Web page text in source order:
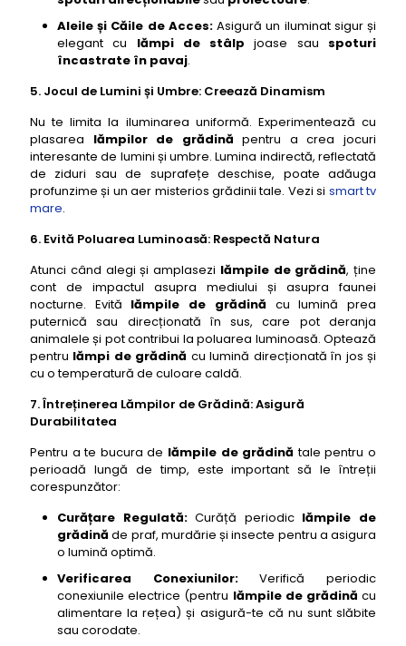
Aleile și Căile de Acces:Asigură un iluminat sigur și
elegant cu lămpi de stâlp joase sau spoturi
încastrate în pavaj.
5. Jocul de Lumini și Umbre: Creează Dinamism
Nu te limita la iluminarea uniformă. Experimentează cu
plasarea lămpilor de grădină pentru a crea jocuri
interesante de lumini și umbre. Lumina indirectă, reflectată
de ziduri sau de suprafețe deschise, poate adăuga
profunzime și un aer misterios grădinii tale. Vezi si smart tv
mare.
6. Evită Poluarea Luminoasă: Respectă Natura
Atunci când alegi și amplasezi lămpile de grădină, ține
cont de impactul asupra mediului și asupra faunei
nocturne. Evită lămpile de grădină cu lumină prea
puternică sau direcționată în sus, care pot deranja
animalele și pot contribui la poluarea luminoasă. Optează
pentru lămpi de grădină cu lumină direcționată în jos și
cu o temperatură de culoare caldă.
7. Întreținerea Lămpilor de Grădină: Asigură
Durabilitatea
Pentru a te bucura de lămpile de grădină tale pentru o
perioadă lungă de timp, este important să le întreții
corespunzător:
Curățare Regulată:Curăță periodic lămpile de
grădină de praf, murdărie și insecte pentru a asigura
o lumină optimă.
Verificarea Conexiunilor:Verifică periodic
conexiunile electrice (pentru lămpile de grădină cu
alimentare la rețea) și asigură-te că nu sunt slăbite
sau corodate.